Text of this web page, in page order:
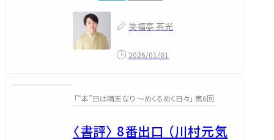
笑福亭 茶光
2026/01/01
「“本”日は晴天なり ～めくるめく日々」 第6回
〈書評〉 8番出口 （川村元気